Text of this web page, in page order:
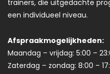
trainers, die uitgedachte
een individueel niveau.
Afspraakmogelijkheden:
Maandag – vrijdag: 5:00 –
Zaterdag – zondag: 8:00 –